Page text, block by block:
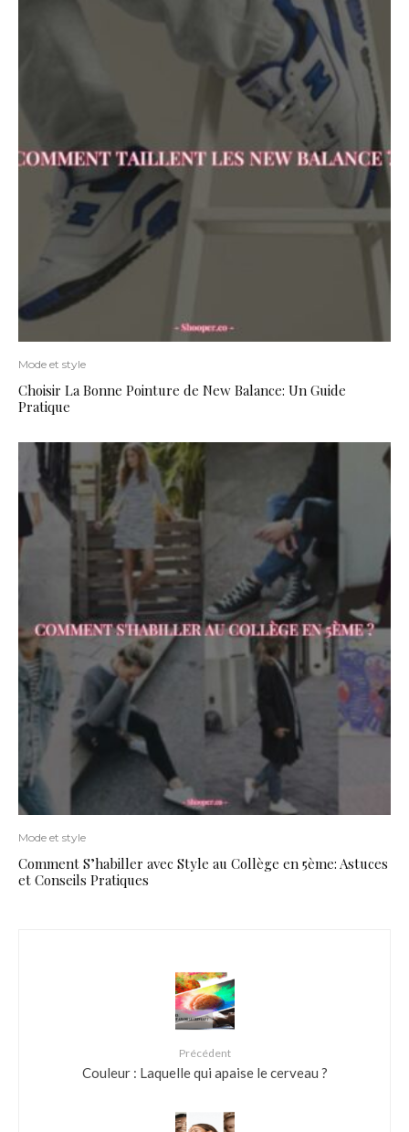
Mode et style
Choisir La Bonne Pointure de New Balance: Un Guide
Pratique
Mode et style
Comment S’habiller avec Style au Collège en 5ème: Astuces
et Conseils Pratiques
Précédent
Couleur : Laquelle qui apaise le cerveau ?